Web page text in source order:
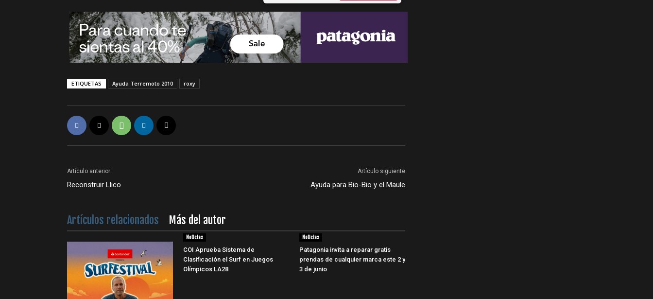
ETIQUETAS Ayuda Terremoto 2010 roxy
Artículo anterior
Reconstruir Llico
Artículo siguiente
Ayuda para Bio-Bio y el Maule
Artículos relacionados Más del autor
Noticias
COI Aprueba Sistema de
Clasificación el Surf en Juegos
Olímpicos LA28
Noticias
Patagonia invita a reparar gratis
prendas de cualquier marca este 2 y
3 de junio